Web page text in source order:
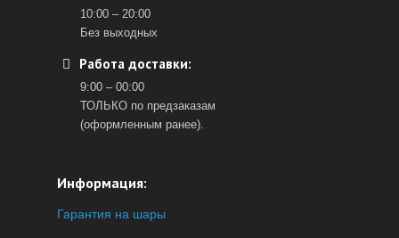
10:00 – 20:00
Без выходных
Работа доставки:
9:00 – 00:00
ТОЛЬКО по предзаказам
(оформленным ранее).
Информация:
Гарантия на шары